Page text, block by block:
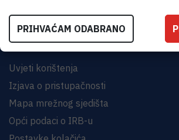
Uvjeti korištenja
Izjava o pristupačnosti
Mapa mrežnog sjedišta
Opći podaci o IRB-u
PRIHVAĆAM ODABRANO